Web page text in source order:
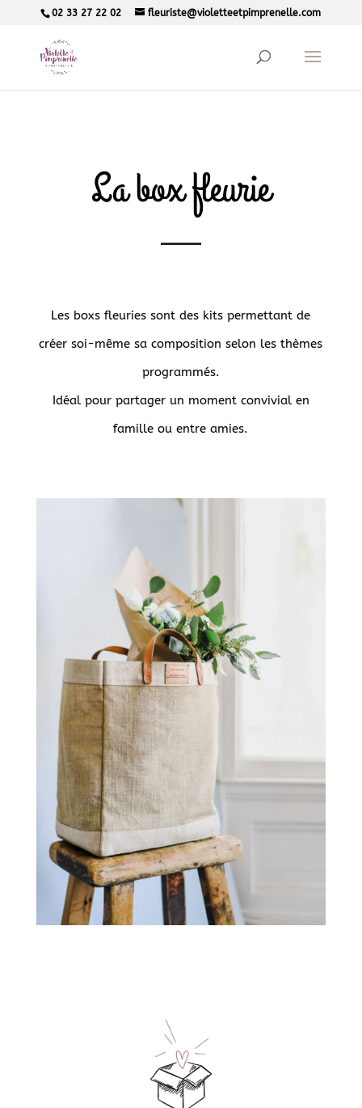
02 33 27 22 02 fleuriste@violetteetpimprenelle.com
La box fleurie
Les boxs fleuries sont des kits permettant de
créer soi-même sa composition selon les thèmes
programmés.
Idéal pour partager un moment convivial en
famille ou entre amies.